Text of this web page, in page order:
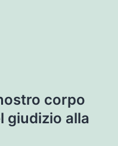
corpo
giudizio alla